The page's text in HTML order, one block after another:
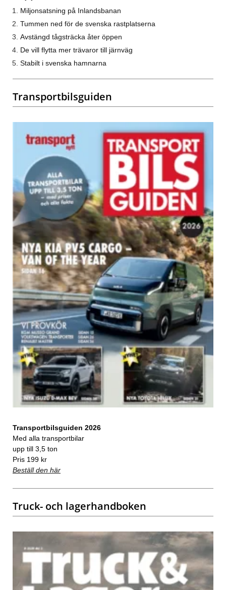
Miljonsatsning på Inlandsbanan
Tummen ned för de svenska rastplatserna
Avstängd tågsträcka åter öppen
De vill flytta mer trävaror till järnväg
Stabilt i svenska hamnarna
Transportbilsguiden
Transportbilsguiden 2026
Med alla transportbilar
upp till 3,5 ton
Pris 199 kr
Beställ den här
Truck- och lagerhandboken